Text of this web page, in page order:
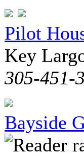
Pilot
Key
305-451-
Bayside